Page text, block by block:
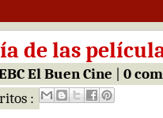
de las
El Buen Cine
0
: